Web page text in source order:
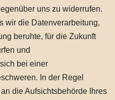
uns zu widerrufen.
wir die Datenverarbeitung,
beruhte, für die Zukunft
und
bei einer
In der Regel
die Aufsichtsbehörde Ihres